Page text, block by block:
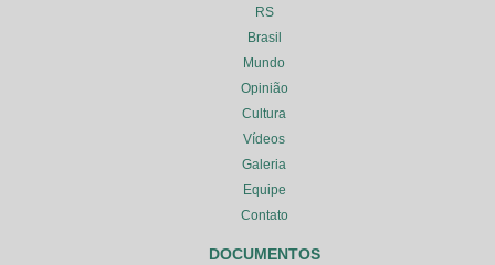
RS
Brasil
Mundo
Opinião
Cultura
Vídeos
Galeria
Equipe
Contato
DOCUMENTOS